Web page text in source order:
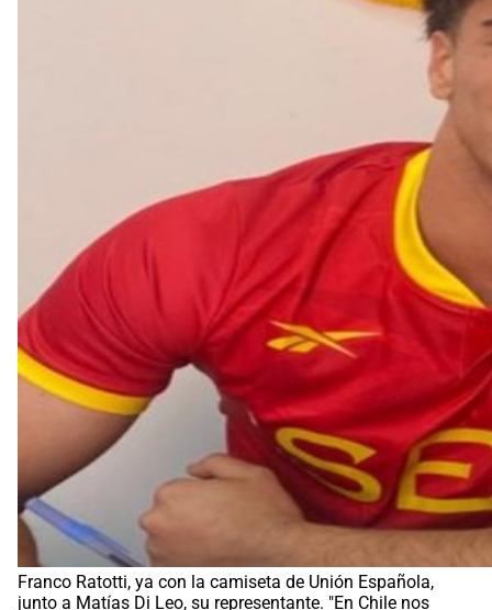
Franco Ratotti, ya con la camiseta de Unión Española,
junto a Matías Di Leo, su representante. "En Chile nos